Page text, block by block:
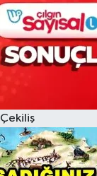
Çekiliş